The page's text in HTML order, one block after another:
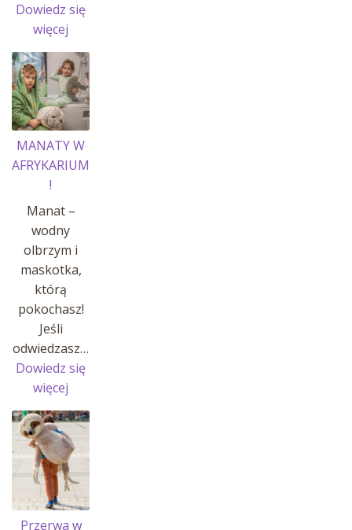
Dowiedz się
więcej
OWADY
I
INSEKTY
MANATY W
AFRYKARIUM
!
Manat –
wodny
olbrzym i
maskotka,
którą
pokochasz!
Jeśli
odwiedzasz…
Dowiedz się
więcej
MANATY
W
AFRYKARIUM
!
Przerwa w